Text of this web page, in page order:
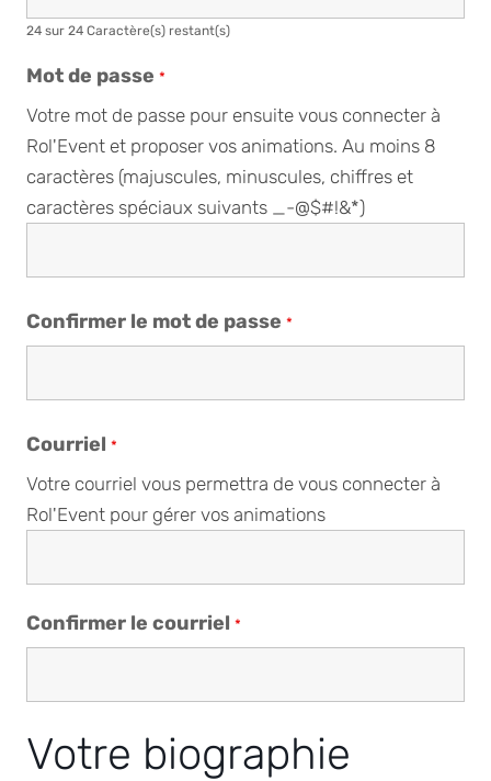
24 sur 24 Caractère(s) restant(s)
Mot de passe*
Votre mot de passe pour ensuite vous connecter à
Rol'Event et proposer vos animations. Au moins 8
caractères (majuscules, minuscules, chiffres et
caractères spéciaux suivants _-@$#!&*)
Confirmer le mot de passe*
Courriel*
Votre courriel vous permettra de vous connecter à
Rol'Event pour gérer vos animations
Confirmer le courriel*
Votre biographie